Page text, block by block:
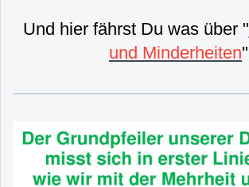
Und hier fährst Du was über "
und Minderheiten"